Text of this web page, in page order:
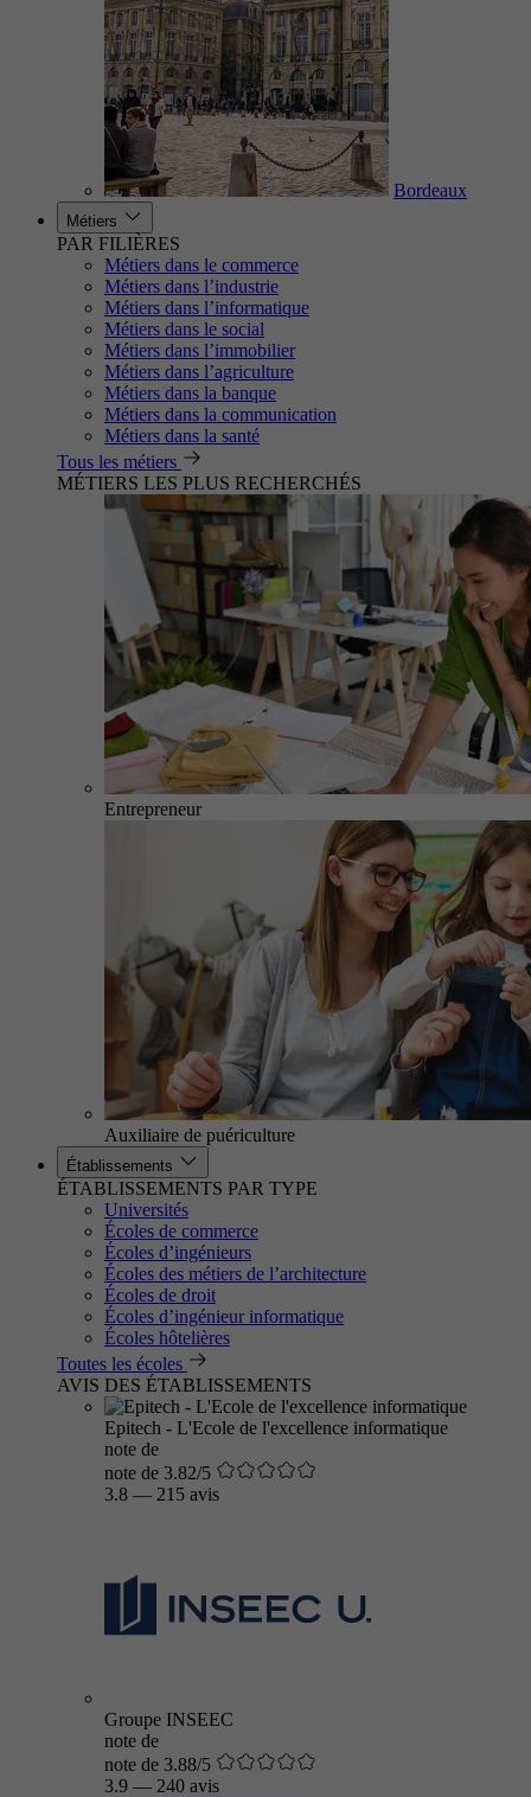
Bordeaux
Métiers
PAR FILIÈRES
Métiers dans le commerce
Métiers dans l’industrie
Métiers dans l’informatique
Métiers dans le social
Métiers dans l’immobilier
Métiers dans l’agriculture
Métiers dans la banque
Métiers dans la communication
Métiers dans la santé
Tous les métiers
MÉTIERS LES PLUS RECHERCHÉS
Entrepreneur
Auxiliaire de puériculture
Établissements
ÉTABLISSEMENTS PAR TYPE
Universités
Écoles de commerce
Écoles d’ingénieurs
Écoles des métiers de l’architecture
Écoles de droit
Écoles d’ingénieur informatique
Écoles hôtelières
Toutes les écoles
AVIS DES ÉTABLISSEMENTS
Epitech - L'Ecole de l'excellence informatique
note de
note de 3.82/5
3.8 — 215 avis
Groupe INSEEC
note de
note de 3.88/5
3.9 — 240 avis